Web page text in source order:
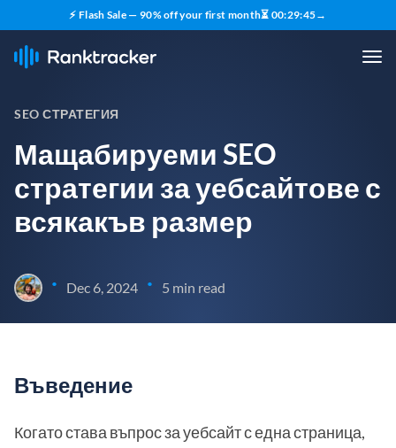
⚡ Flash Sale — 90% off your first month⏳ 00:29:44→
SEO СТРАТЕГИЯ
Мащабируеми SEO
стратегии за уебсайтове с
всякакъв размер
• Dec 6, 2024 • 5 min read
Въведение
Когато става въпрос за уебсайт с една страница,